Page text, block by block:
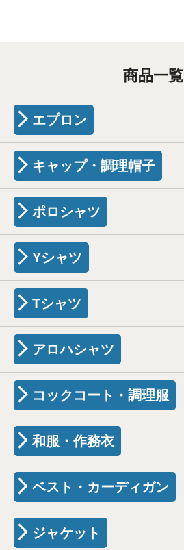
商品一覧
エプロン
キャップ・調理帽子
ポロシャツ
Yシャツ
Tシャツ
アロハシャツ
コックコート・調理服
和服・作務衣
ベスト・カーディガン
ジャケット